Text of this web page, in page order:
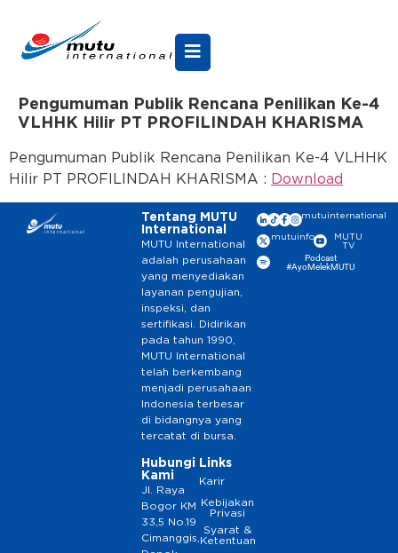
Pengumuman Publik Rencana Penilikan Ke-4
VLHHK Hilir PT PROFILINDAH KHARISMA
Pengumuman Publik Rencana Penilikan Ke-4 VLHHK
Hilir PT PROFILINDAH KHARISMA : Download
Tentang MUTU
International
MUTU International
adalah perusahaan
yang menyediakan
layanan pengujian,
inspeksi, dan
sertifikasi. Didirikan
pada tahun 1990,
MUTU International
telah berkembang
menjadi perusahaan
Indonesia terbesar
di bidangnya yang
tercatat di bursa.
Hubungi
Kami
Jl. Raya
Bogor KM
33,5 No.19
Cimanggis,
Links
Karir
Kebijakan
Privasi
Syarat &
Ketentuan
mutuinternational
mutuinfo
MUTU
TV
Podcast
#AyoMelekMUTU